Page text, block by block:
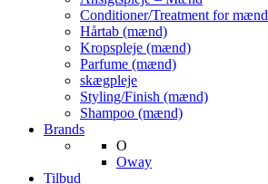
Conditioner/Treatment for mænd
Hårtab (mænd)
Kropspleje (mænd)
Parfume (mænd)
skægpleje
Styling/Finish (mænd)
Shampoo (mænd)
Brands
O
Oway
Tilbud